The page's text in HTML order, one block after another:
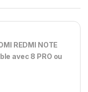
REDMI NOTE
avec 8 PRO ou